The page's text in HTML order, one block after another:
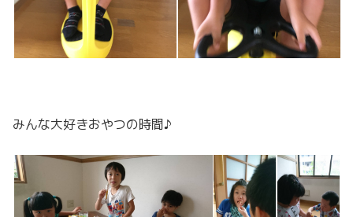
みんな大好きおやつの時間♪